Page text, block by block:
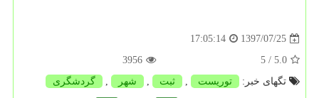
1397/07/25
17:05:14
5.0
/ 5
3956
تگهای خبر:
توریست , ثبت , شهر , گردشگری